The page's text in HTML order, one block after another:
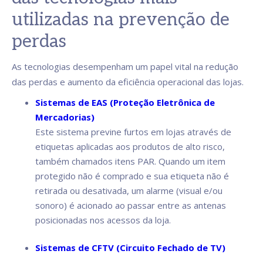
utilizadas na prevenção de
perdas
As tecnologias desempenham um papel vital na redução
das perdas e aumento da eficiência operacional das lojas.
Sistemas de EAS (Proteção Eletrônica de
Mercadorias)
Este sistema previne furtos em lojas através de
etiquetas aplicadas aos produtos de alto risco,
também chamados itens PAR. Quando um item
protegido não é comprado e sua etiqueta não é
retirada ou desativada, um alarme (visual e/ou
sonoro) é acionado ao passar entre as antenas
posicionadas nos acessos da loja.
Sistemas de CFTV (Circuito Fechado de TV)